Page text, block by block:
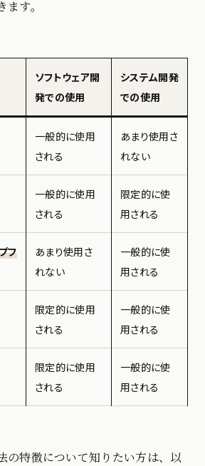
す。
ソフトウェア開
発での使用
システム開発
での使用
一般的に使用
される
あまり使用さ
れない
一般的に使用
される
限定的に使
用される
フ
あまり使用さ
れない
一般的に使
用される
限定的に使用
される
一般的に使
用される
限定的に使用
される
一般的に使
用される
の特徴について知りたい方は、以